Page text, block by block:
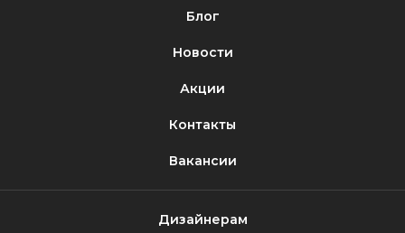
Блог
Новости
Акции
Контакты
Вакансии
Дизайнерам